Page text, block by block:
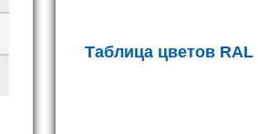
Таблица цветов RAL